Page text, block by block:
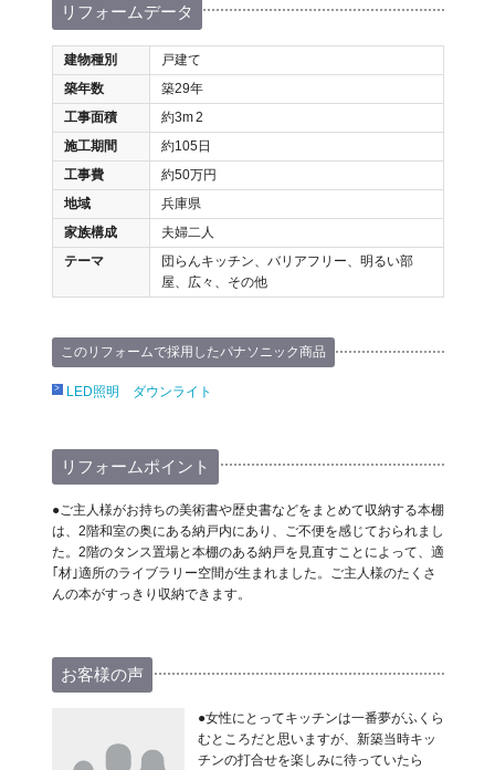
リフォームデータ
建物種別
戸建て
築年数
築29年
工事面積
約3m2
施工期間
約105日
工事費
約50万円
地域
兵庫県
家族構成
夫婦二人
テーマ
団らんキッチン、バリアフリー、明るい部
屋、広々、その他
このリフォームで採用したパナソニック商品
LED照明 ダウンライト
リフォームポイント
●ご主人様がお持ちの美術書や歴史書などをまとめて収納する本棚
は、2階和室の奥にある納戸内にあり、ご不便を感じておられまし
た。2階のタンス置場と本棚のある納戸を見直すことによって、適
｢材｣適所のライブラリー空間が生まれました。ご主人様のたくさ
んの本がすっきり収納できます。
お客様の声
●女性にとってキッチンは一番夢がふくら
むところだと思いますが、新築当時キッ
チンの打合せを楽しみに待っていたら